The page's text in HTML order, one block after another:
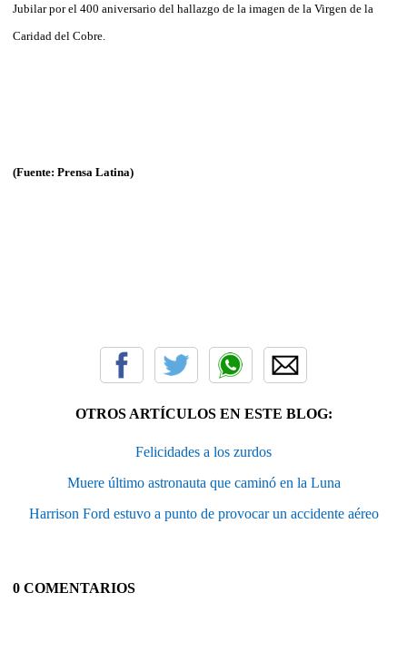
Jubilar por el 400 aniversario del hallazgo de la imagen de la Virgen de la
Caridad del Cobre.
(Fuente: Prensa Latina)
OTROS ARTÍCULOS EN ESTE BLOG:
Felicidades a los zurdos
Muere último astronauta que caminó en la Luna
Harrison Ford estuvo a punto de provocar un accidente aéreo
0 COMENTARIOS